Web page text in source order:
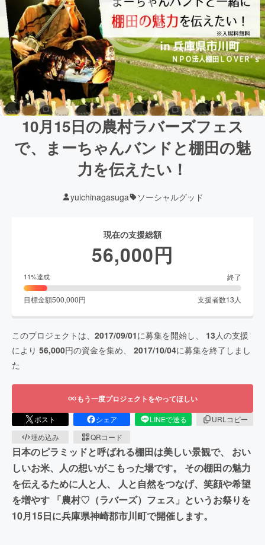
10月15日の農村ラバーズフェス
で、まーちゃんバンドと棚田の魅
力を伝えたい！
yuichinagasuga ソーシャルグッド
現在の支援総額
56,000円
11%達成 終了
目標金額500,000円 支援者数13 人
このプロジェクトは、 2017/09/01に募集を開始し、 13 人の支援
により 56,000円の資金を集め、 2017/10/04に募集を終了しまし
た
もう一度プロジェクトをやってほしい
ポスト シェア LINEで送る
URLコピー
埋め込み
QRコード
日本のピラミッドと呼ばれる棚田は美しい景観で、 おい
しいお米、人の想いがこもった場です。 その棚田の魅力
を伝えるために人と人、 人と自然をつなげ、笑顔や希望
を増やす 「農村♡（ラバーズ）フェス」というお祭りを
10月15日に兵庫県神崎郡市川町で開催します。